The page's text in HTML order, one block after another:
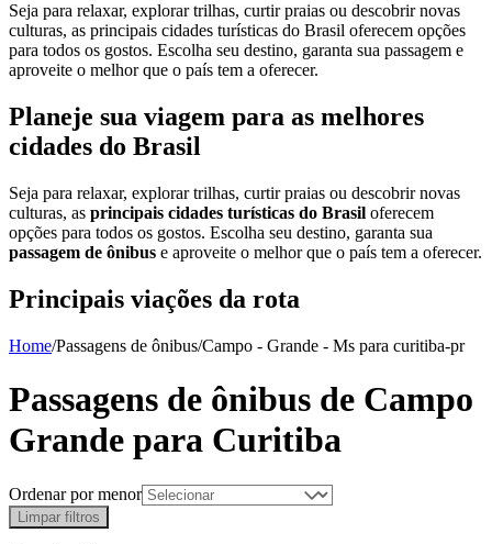
Seja para relaxar, explorar trilhas, curtir praias ou descobrir novas
culturas, as principais cidades turísticas do Brasil oferecem opções
para todos os gostos. Escolha seu destino, garanta sua passagem e
aproveite o melhor que o país tem a oferecer.
Planeje sua viagem para as melhores
cidades do Brasil
Seja para relaxar, explorar trilhas, curtir praias ou descobrir novas
culturas, as principais cidades turísticas do Brasil oferecem
opções para todos os gostos. Escolha seu destino, garanta sua
passagem de ônibus e aproveite o melhor que o país tem a oferecer.
Principais viações da rota
Home/Passagens de ônibus/Campo - Grande - Ms para curitiba-pr
Passagens de ônibus de Campo
Grande para Curitiba
Ordenar por menor
Limpar filtros